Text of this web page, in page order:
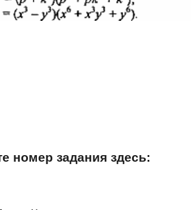
номер задания здесь: